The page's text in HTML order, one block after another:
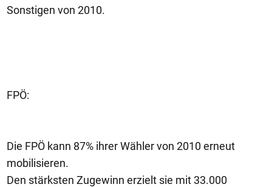
Sonstigen von 2010.
FPÖ:
Die FPÖ kann 87% ihrer Wähler von 2010 erneut
mobilisieren.
Den stärksten Zugewinn erzielt sie mit 33.000